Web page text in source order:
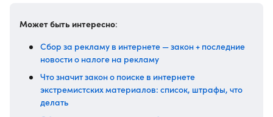
Может быть интересно:
Сбор за рекламу в интернете — закон + последние
новости о налоге на рекламу
Что значит закон о поиске в интернете
экстремистских материалов: список, штрафы, что
делать